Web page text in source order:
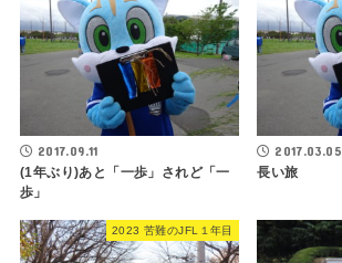
2017.09.11
(1年ぶり)あと「一歩」されど「一
歩」
2017.03.05
長い旅
2023 苦難のJFL１年目